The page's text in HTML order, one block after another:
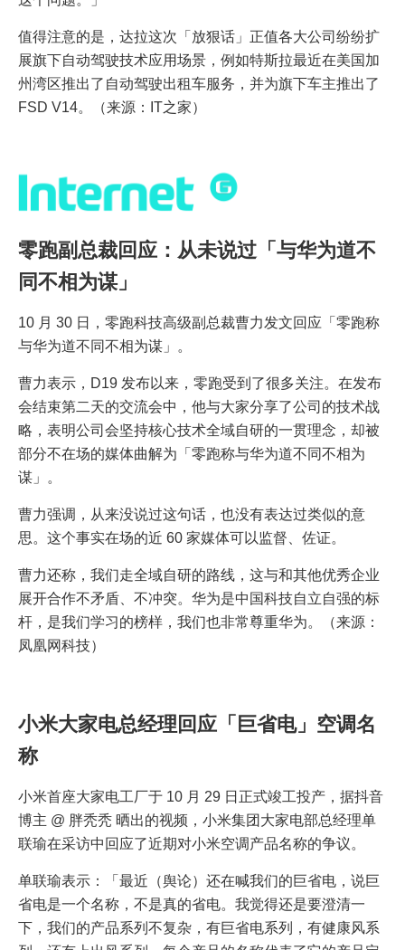
值得注意的是，达拉这次「放狠话」正值各大公司纷纷扩
展旗下自动驾驶技术应用场景，例如特斯拉最近在美国加
州湾区推出了自动驾驶出租车服务，并为旗下车主推出了
FSD V14。（来源：IT之家）
零跑副总裁回应：从未说过「与华为道不
同不相为谋」
10 月 30 日，零跑科技高级副总裁曹力发文回应「零跑称
与华为道不同不相为谋」。
曹力表示，D19 发布以来，零跑受到了很多关注。在发布
会结束第二天的交流会中，他与大家分享了公司的技术战
略，表明公司会坚持核心技术全域自研的一贯理念，却被
部分不在场的媒体曲解为「零跑称与华为道不同不相为
谋」。
曹力强调，从来没说过这句话，也没有表达过类似的意
思。这个事实在场的近 60 家媒体可以监督、佐证。
曹力还称，我们走全域自研的路线，这与和其他优秀企业
展开合作不矛盾、不冲突。华为是中国科技自立自强的标
杆，是我们学习的榜样，我们也非常尊重华为。（来源：
凤凰网科技）
小米大家电总经理回应「巨省电」空调名
称
小米首座大家电工厂于 10 月 29 日正式竣工投产，据抖音
博主 @ 胖秃秃 晒出的视频，小米集团大家电部总经理单
联瑜在采访中回应了近期对小米空调产品名称的争议。
单联瑜表示：「最近（舆论）还在喊我们的巨省电，说巨
省电是一个名称，不是真的省电。我觉得还是要澄清一
下，我们的产品系列不复杂，有巨省电系列，有健康风系